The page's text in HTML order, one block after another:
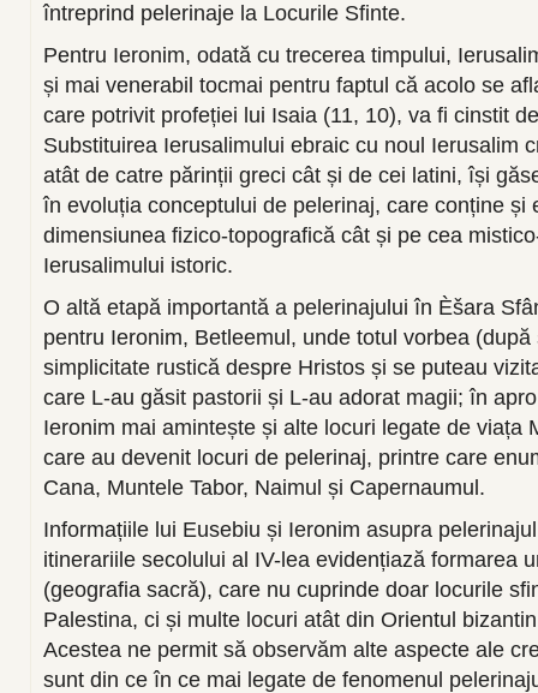
întreprind pelerinaje la Locurile Sfinte.
Pentru Ieronim, odată cu trecerea timpului,
și mai venerabil tocmai pentru faptul că acolo se
care potrivit profeției lui Isaia (11, 10), va fi cinstit
Substituirea Ierusalimului ebraic cu noul Ierusalim
atât de catre părinții greci cât și de cei latini, își
în evoluția conceptului de pelerinaj, care conține și
dimensiunea fizico-topografică cât și pe cea
Ierusalimului istoric.
O altă etapă importantă a pelerinajului în Èšara
pentru Ieronim, Betleemul, unde totul vorbea
simplicitate rustică despre Hristos și se puteau
care L-au găsit pastorii și L-au adorat magii; în
Ieronim mai amintește și alte locuri legate de viața
care au devenit locuri de pelerinaj, printre care
Cana, Muntele Tabor, Naimul și Capernaumul.
Informațiile lui Eusebiu și Ieronim asupra
itinerariile secolului al IV-lea evidențiază formarea
(geografia sacră), care nu cuprinde doar locurile
Palestina, ci și multe locuri atât din Orientul
Acestea ne permit să observăm alte aspecte ale
sunt din ce în ce mai legate de fenomenul